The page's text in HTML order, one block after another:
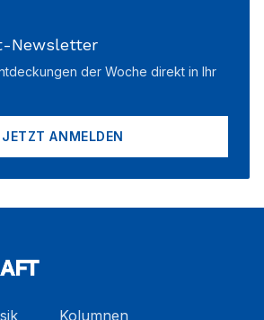
Newsletter
der Woche direkt in Ihr
JETZT ANMELDEN
Kolumnen